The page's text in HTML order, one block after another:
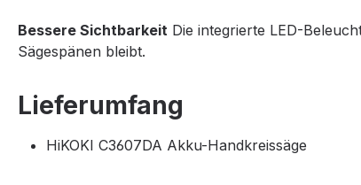
Bessere Sichtbarkeit Die integrierte LED-
Sägespänen bleibt.
Lieferumfang
HiKOKI C3607DA Akku-Handkreissäge